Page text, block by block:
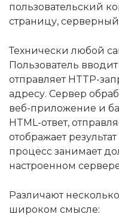
пользовательский
страницу,
Технически любой
Пользователь
отправляет HTTP-
адресу. Сервер
веб-приложение и
HTML-ответ,
отображает
процесс занимает
настроенном
Различают
широком смысле: